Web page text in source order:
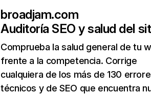
broadjam.com
Auditoría SEO y salud del
Comprueba la salud general de tu
frente a la competencia. Corrige
cualquiera de los más de 130
técnicos y de SEO que encuentra